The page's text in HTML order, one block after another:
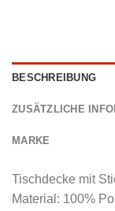
BESCHREIBUNG
ZUSÄTZLICHE
MARKE
Tischdecke mit
Material: 100%